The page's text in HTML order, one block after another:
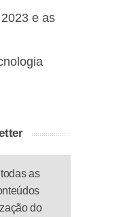
e as
as
do